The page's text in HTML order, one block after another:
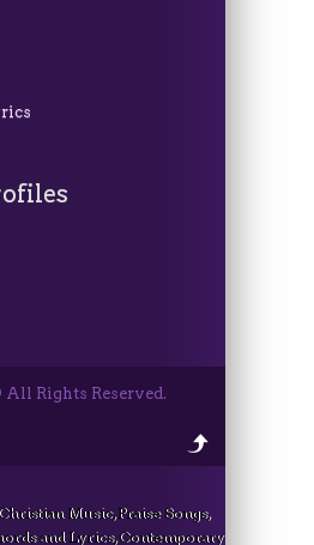
Rights Reserved.
Music, Praise Songs,
and Lyrics, Contemporary